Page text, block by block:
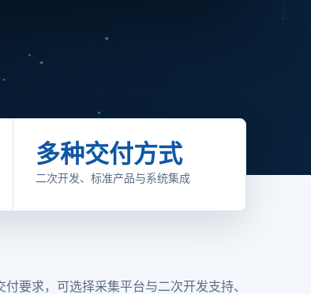
多种交付方式
二次开发、标准产品与系统集成
要求，可选择采集平台与二次开发支持、